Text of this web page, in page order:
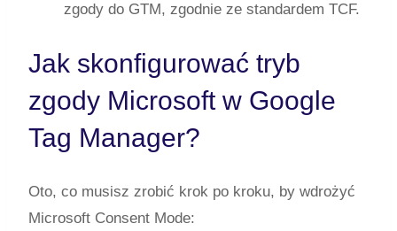
zgody do GTM, zgodnie ze standardem TCF.
Jak skonfigurować tryb
zgody Microsoft w Google
Tag Manager?
Oto, co musisz zrobić krok po kroku, by wdrożyć
Microsoft Consent Mode: